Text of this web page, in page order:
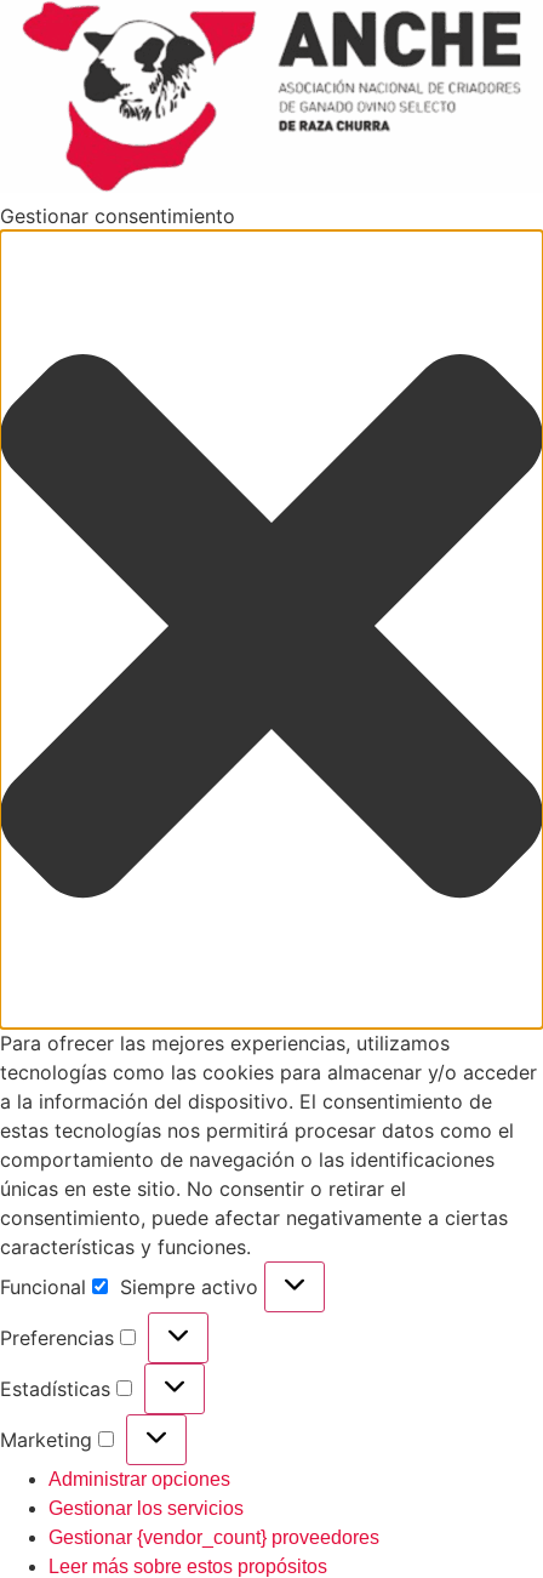
Gestionar consentimiento
Para ofrecer las mejores experiencias, utilizamos
tecnologías como las cookies para almacenar y/o acceder
a la información del dispositivo. El consentimiento de
estas tecnologías nos permitirá procesar datos como el
comportamiento de navegación o las identificaciones
únicas en este sitio. No consentir o retirar el
consentimiento, puede afectar negativamente a ciertas
características y funciones.
Funcional
Siempre activo
Preferencias
Estadísticas
Marketing
Administrar opciones
Gestionar los servicios
Gestionar {vendor_count} proveedores
Leer más sobre estos propósitos